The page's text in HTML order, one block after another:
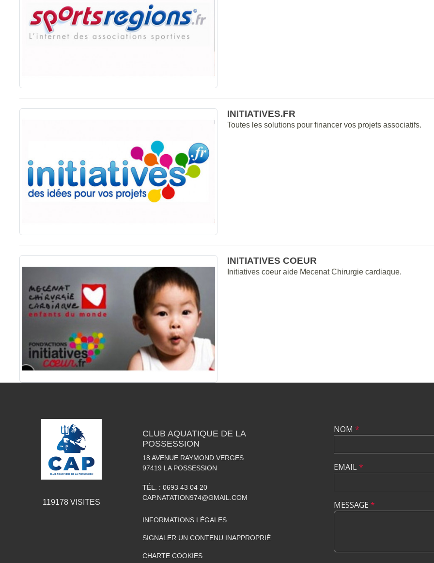
INITIATIVES.FR
Toutes les solutions pour financer vos projets associatifs.
INITIATIVES COEUR
Initiatives coeur aide Mecenat Chirurgie cardiaque.
119178VISITES
CLUB AQUATIQUE DE LA
POSSESSION
18 AVENUE RAYMOND VERGES
97419 LA POSSESSION
TÉL. : 0693 43 04 20
CAP.NATATION974@GMAIL.COM
INFORMATIONS LÉGALES
SIGNALER UN CONTENU INAPPROPRIÉ
CHARTE COOKIES
NOM *
EMAIL*
MESSAGE *